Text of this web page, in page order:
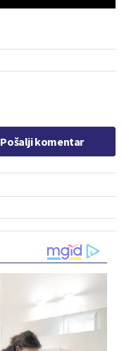
Pošalji komentar